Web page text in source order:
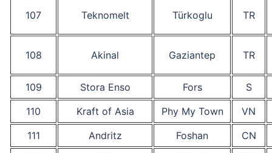
107 Teknomelt Türkoglu TR
108 Akinal Gaziantep TR
109 Stora Enso Fors
S
110
Kraft of Asia Phy My Town
VN
111
Andritz Foshan
CN